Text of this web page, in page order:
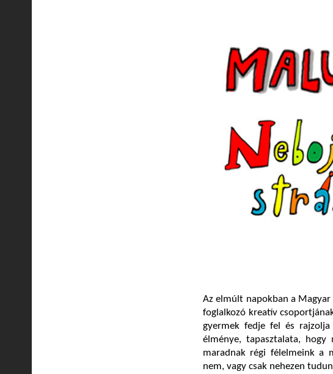
Az elmúlt napokban a Magyar
foglalkozó kreatív
gyermek fedje fel és
élménye, tapasztalata,
maradnak régi félelmeink a
nem, vagy csak nehezen